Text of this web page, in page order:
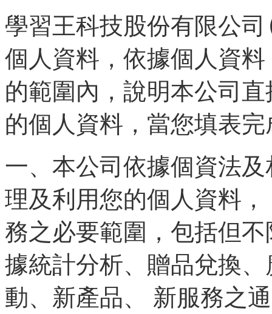
學習王科技股份有限公司
個人資料，依據個人資
的範圍內，說明本公司
的個人資料，當您填表
一、本公司依據個資法
理及利用您的個人資料
務之必要範圍，包括但
據統計分析、贈品兌換
動、新產品、 新服務之